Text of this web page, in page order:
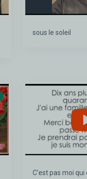
sous le soleil
C'est pas moi qui